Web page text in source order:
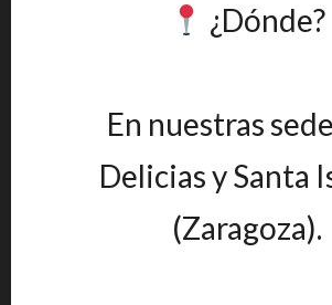
¿Dónde?
En nuestras
Delicias y Santa
(Zaragoza).